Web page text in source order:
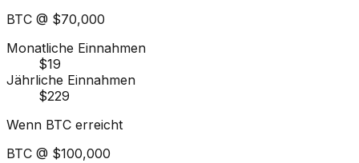
BTC @ $70,000
Monatliche Einnahmen
$19
Jährliche Einnahmen
$229
Wenn BTC erreicht
BTC @ $100,000